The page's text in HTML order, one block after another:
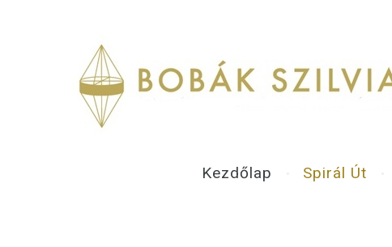
Kezdőlap Spirál Út